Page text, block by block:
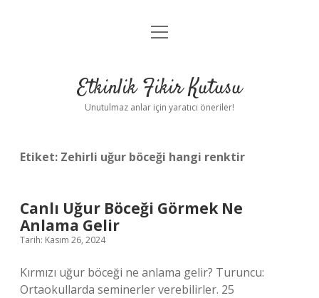
Anasayfa
Yasal Uyarı
menüyü
Etkinlik Fikir Kutusu
Unutulmaz anlar için yaratıcı öneriler!
Etiket: Zehirli uğur böceği hangi renktir
Canlı Uğur Böceği Görmek Ne
Anlama Gelir
Tarih: Kasım 26, 2024
Kırmızı uğur böceği ne anlama gelir? Turuncu:
Ortaokullarda seminerler verebilirler. 25